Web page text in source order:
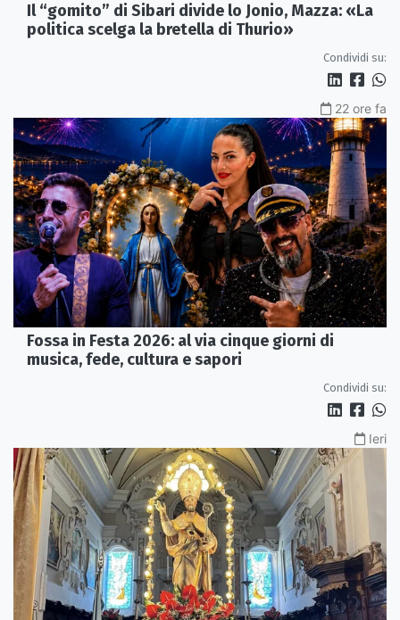
Il “gomito” di Sibari divide lo Jonio, Mazza: «La
politica scelga la bretella di Thurio»
Condividi su:
22 ore fa
Fossa in Festa 2026: al via cinque giorni di
musica, fede, cultura e sapori
Condividi su:
Ieri